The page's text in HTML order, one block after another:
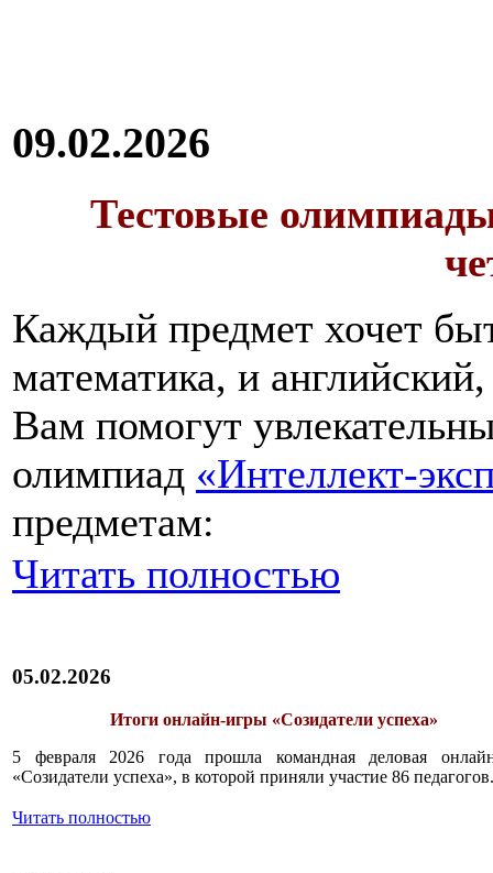
09.02.2026
Тестовые
Каждый предмет хочет
математика, и
Вам помогут
олимпиад «Интеллект-
предметам:
Читать полностью
05.02.2026
Итоги онлайн-игры «Созидатели успеха»
5 февраля 2026 года прошла командная деловая
«Созидатели успеха», в которой приняли участие 86 педагогов.
Читать полностью